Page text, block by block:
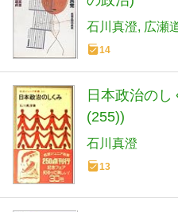
石川真澄 広瀬
14
日本政治の
(255))
石川真澄
13